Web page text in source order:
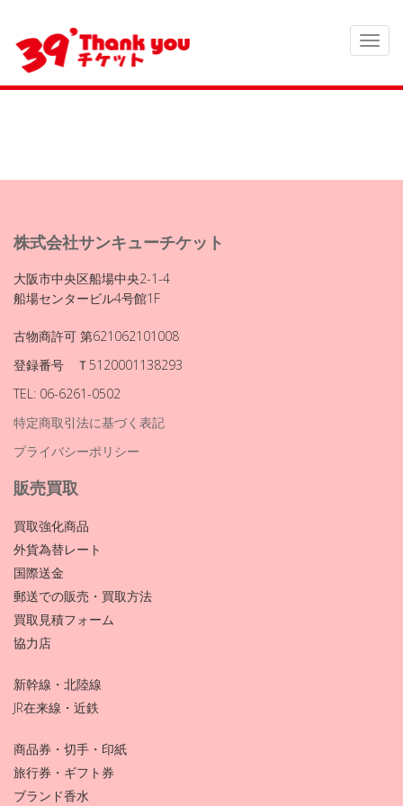
株式会社サンキューチケット
大阪市中央区船場中央2-1-4
船場センタービル4号館1F
古物商許可 第621062101008
登録番号 Ｔ5120001138293
TEL: 06-6261-0502
特定商取引法に基づく表記
プライバシーポリシー
販売買取
買取強化商品
外貨為替レート
国際送金
郵送での販売・買取方法
買取見積フォーム
協力店
新幹線・北陸線
JR在来線・近鉄
商品券・切手・印紙
旅行券・ギフト券
ブランド香水